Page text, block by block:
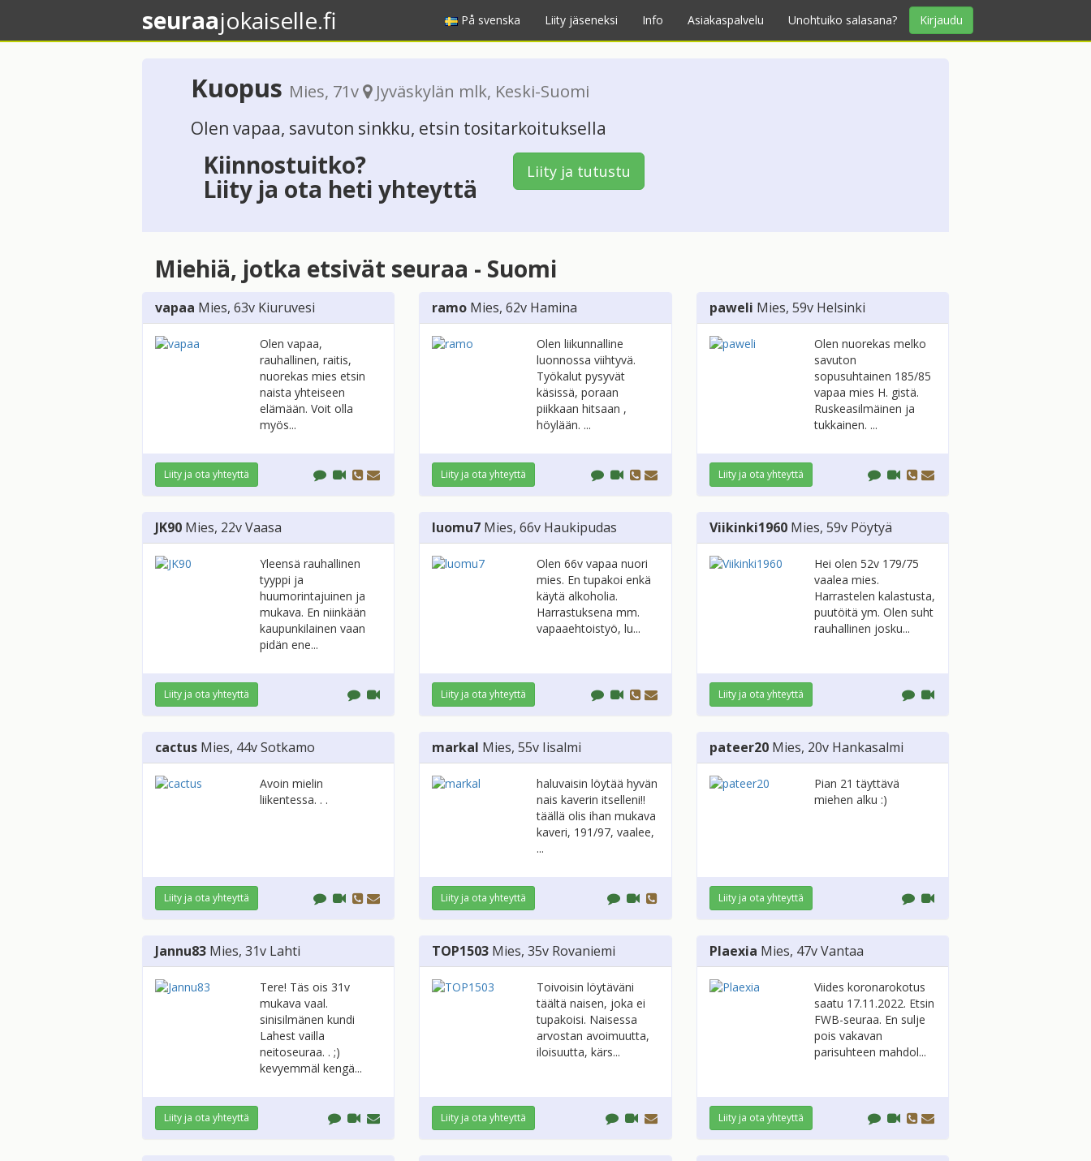
seuraajokaiselle.fi På svenska Liity jäseneksi Info Asiakaspalvelu Unohtuiko salasana? Kirjaudu
Kuopus Mies, 71v Jyväskylän mlk, Keski-Suomi
Olen vapaa, savuton sinkku, etsin tositarkoituksella
Kiinnostuitko?
Liity ja ota heti yhteyttä
Liity ja tutustu
Miehiä, jotka etsivät seuraa - Suomi
vapaa Mies, 63v Kiuruvesi
Olen vapaa,
rauhallinen, raitis,
nuorekas mies etsin
naista yhteiseen
elämään. Voit olla
myös...
Liity ja ota yhteyttä
ramo Mies, 62v Hamina
Olen liikunnalline
luonnossa viihtyvä.
Työkalut pysyvät
käsissä, poraan
piikkaan hitsaan ,
höylään. ...
Liity ja ota yhteyttä
paweli Mies, 59v Helsinki
Olen nuorekas melko
savuton
sopusuhtainen 185/85
vapaa mies H. gistä.
Ruskeasilmäinen ja
tukkainen. ...
Liity ja ota yhteyttä
JK90 Mies, 22vVaasa
Yleensä rauhallinen
tyyppi ja
huumorintajuinen ja
mukava. En niinkään
kaupunkilainen vaan
pidän ene...
Liity ja ota yhteyttä
luomu7 Mies, 66v Haukipudas
Olen 66v vapaa nuori
mies. En tupakoi enkä
käytä alkoholia.
Harrastuksena mm.
vapaaehtoistyö, lu...
Liity ja ota yhteyttä
Viikinki1960 Mies, 59v Pöytyä
Hei olen 52v 179/75
vaalea mies.
Harrastelen kalastusta,
puutöitä ym. Olen suht
rauhallinen josku...
Liity ja ota yhteyttä
cactus Mies, 44vSotkamo
Avoin mielin
liikentessa. . .
Liity ja ota yhteyttä
markal Mies, 55v Iisalmi
haluvaisin löytää hyvän
nais kaverin itselleni!!
täällä olis ihan mukava
kaveri, 191/97, vaalee,
...
Liity ja ota yhteyttä
pateer20 Mies, 20v Hankasalmi
Pian 21 täyttävä
miehen alku :)
Liity ja ota yhteyttä
Jannu83 Mies, 31v Lahti
Tere! Täs ois 31v
mukava vaal.
sinisilmänen kundi
Lahest vailla
neitoseuraa. . ;)
kevyemmäl kengä...
Liity ja ota yhteyttä
TOP1503 Mies, 35v Rovaniemi
Toivoisin löytäväni
täältä naisen, joka ei
tupakoisi. Naisessa
arvostan avoimuutta,
iloisuutta, kärs...
Liity ja ota yhteyttä
Plaexia Mies, 47vVantaa
Viides koronarokotus
saatu 17.11.2022. Etsin
FWB-seuraa. En sulje
pois vakavan
parisuhteen mahdol...
Liity ja ota yhteyttä